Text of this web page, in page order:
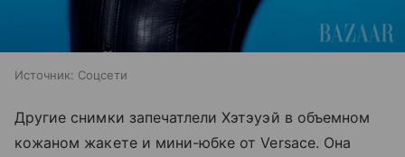
Источник: Соцсети
Другие снимки запечатлели Хэтэуэй в объемном
кожаном жакете и мини-юбке от Versace. Она